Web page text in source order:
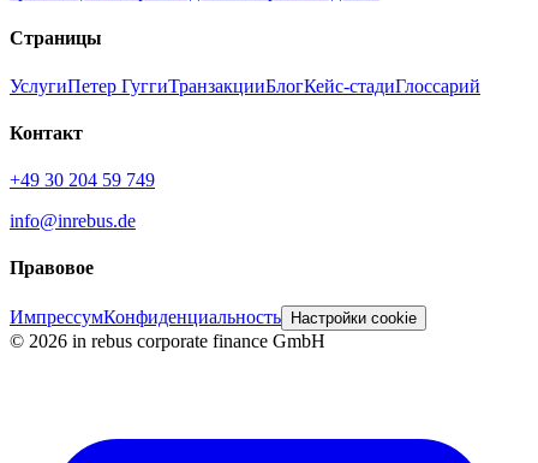
Страницы
УслугиПетер ГуггиТранзакцииБлогКейс-стадиГлоссарий
Контакт
+49 30 204 59 749
info@inrebus.de
Правовое
ИмпрессумКонфиденциальность Настройки cookie
© 2026 in rebus corporate finance GmbH